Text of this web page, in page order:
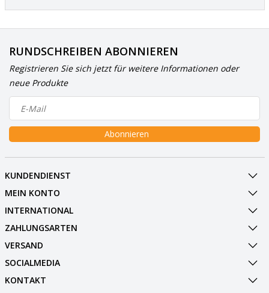
RUNDSCHREIBEN ABONNIEREN
Registrieren Sie sich jetzt für weitere Informationen oder
neue Produkte
Abonnieren
KUNDENDIENST
MEIN KONTO
INTERNATIONAL
ZAHLUNGSARTEN
VERSAND
SOCIALMEDIA
KONTAKT